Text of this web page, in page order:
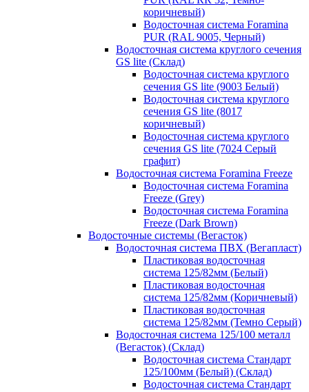
коричневый)
Водосточная система Foramina
PUR (RAL 9005, Черный)
Водосточная система круглого сечения
GS lite (Склад)
Водосточная система круглого
сечения GS lite (9003 Белый)
Водосточная система круглого
сечения GS lite (8017
коричневый)
Водосточная система круглого
сечения GS lite (7024 Серый
графит)
Водосточная система Foramina Freeze
Водосточная система Foramina
Freeze (Grey)
Водосточная система Foramina
Freeze (Dark Brown)
Водосточные системы (Вегасток)
Водосточная система ПВХ (Вегапласт)
Пластиковая водосточная
система 125/82мм (Белый)
Пластиковая водосточная
система 125/82мм (Коричневый)
Пластиковая водосточная
система 125/82мм (Темно Серый)
Водосточная система 125/100 металл
(Вегасток) (Склад)
Водосточная система Стандарт
125/100мм (Белый) (Склад)
Водосточная система Стандарт